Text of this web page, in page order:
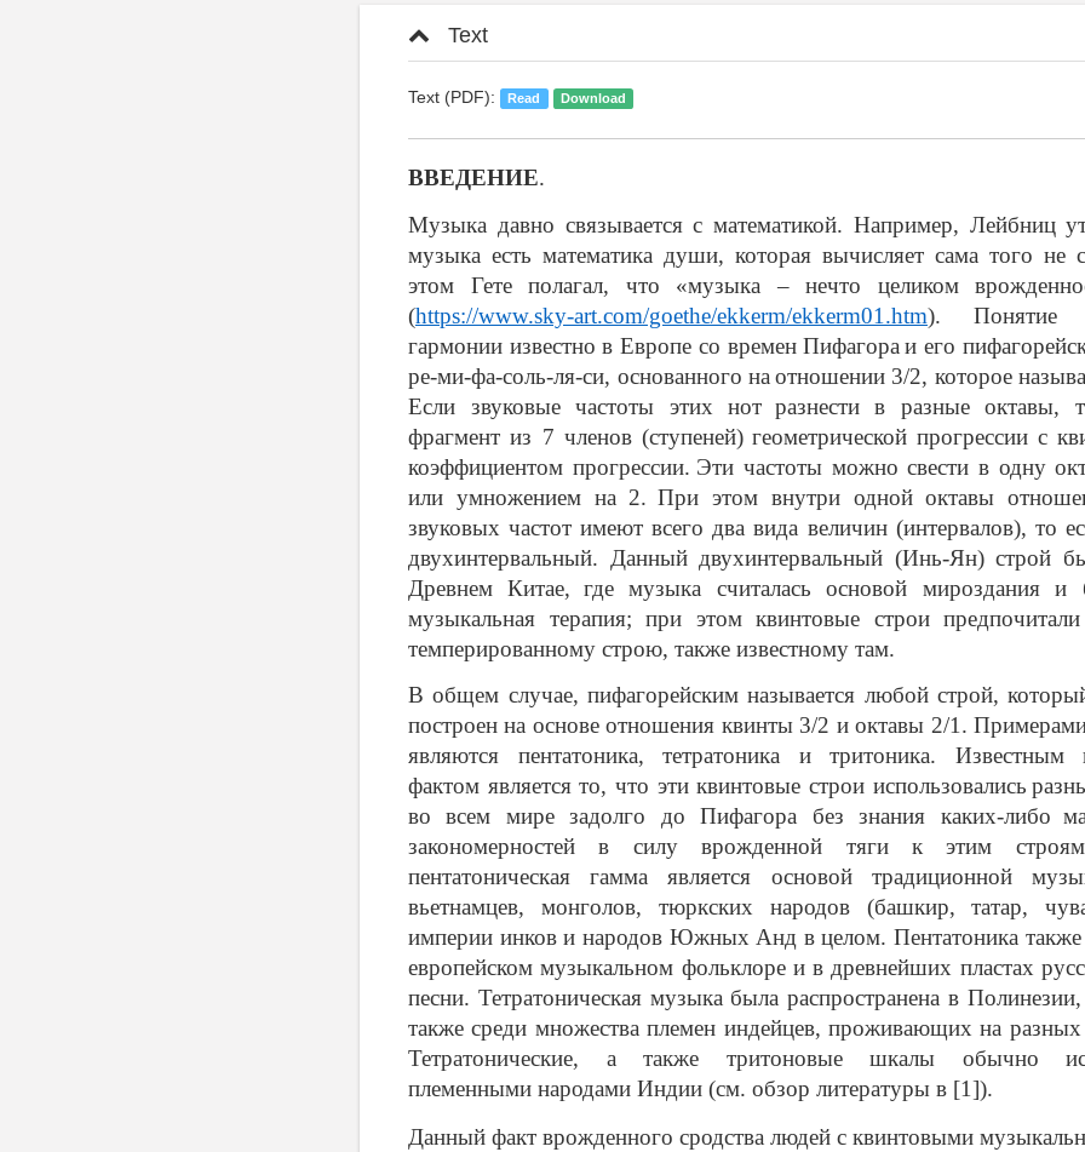
Text
Text (PDF): Read Download
ВВЕДЕНИЕ.
Музыка давно связывается с математикой. Например, Лейбниц
музыка есть математика души, которая вычисляет сама того не
этом Гете полагал, что «музыка – нечто целиком
(https://www.sky-art.com/goethe/ekkerm/ekkerm01.htm). Понятие
гармонии известно в Европе со времен Пифагора и его
ре-ми-фа-соль-ля-си, основанного на отношении 3/2, которое
Если звуковые частоты этих нот разнести в разные октавы,
фрагмент из 7 членов (ступеней) геометрической прогрессии с
коэффициентом прогрессии. Эти частоты можно свести в одну
или умножением на 2. При этом внутри одной октавы
звуковых частот имеют всего два вида величин (интервалов), то
двухинтервальный. Данный двухинтервальный (Инь-Ян) строй
Древнем Китае, где музыка считалась основой мироздания и
музыкальная терапия; при этом квинтовые строи
темперированному строю, также известному там.
В общем случае, пифагорейским называется любой строй,
построен на основе отношения квинты 3/2 и октавы 2/1.
являются пентатоника, тетратоника и тритоника. Известным
фактом является то, что эти квинтовые строи использовались
во всем мире задолго до Пифагора без знания каких-либо
закономерностей в силу врожденной тяги к этим строям
пентатоническая гамма является основой традиционной
вьетнамцев, монголов, тюркских народов (башкир, татар,
империи инков и народов Южных Анд в целом. Пентатоника также
европейском музыкальном фольклоре и в древнейших пластах
песни. Тетратоническая музыка была распространена в
также среди множества племен индейцев, проживающих на разных
Тетратонические, а также тритоновые шкалы обычно
племенными народами Индии (см. обзор литературы в [1]).
Данный факт врожденного сродства людей с квинтовыми